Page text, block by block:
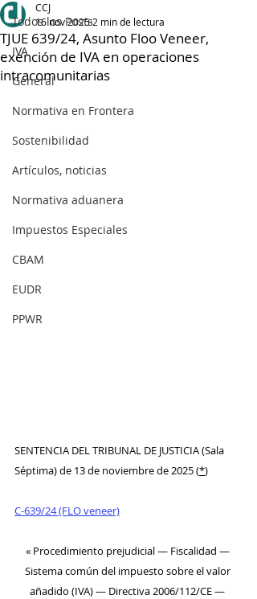
Todos los Posts
IVA
General
Normativa en Frontera
Sostenibilidad
Artículos, noticias
Normativa aduanera
Impuestos Especiales
CBAM
EUDR
PPWR
TJUE 639/24, Asunto Floo Veneer,
exención de IVA en operaciones
intracomunitarias
CCJ
16 nov 2025 2 min de lectura
SENTENCIA DEL TRIBUNAL DE JUSTICIA (Sala
Séptima) de 13 de noviembre de 2025 (*)
C-639/24 (FLO veneer)
« Procedimiento prejudicial — Fiscalidad —
Sistema común del impuesto sobre el valor
añadido (IVA) — Directiva 2006/112/CE —